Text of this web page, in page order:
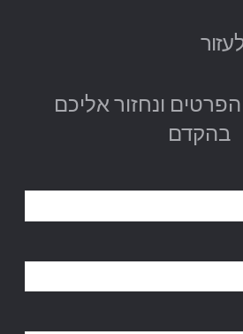
ונחזור אליכם
בהקדם